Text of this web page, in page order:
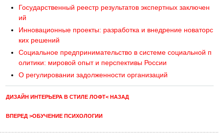
Государственный реестр результатов экспертных заключен
ий
Инновационные проекты: разработка и внедрение новаторс
ких решений
Социальное предпринимательство в системе социальной п
олитики: мировой опыт и перспективы России
О регулировании задолженности организаций
ДИЗАЙН ИНТЕРЬЕРА В СТИЛЕ ЛОФТ< НАЗАД
ВПЕРЕД >ОБУЧЕНИЕ ПСИХОЛОГИИ